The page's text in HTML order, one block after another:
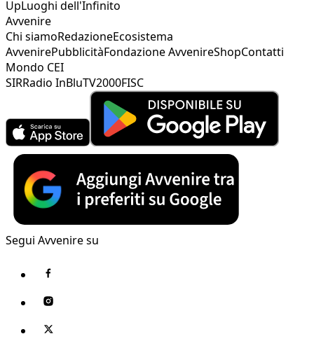
UpLuoghi dell'Infinito
Avvenire
Chi siamoRedazioneEcosistema
AvvenirePubblicitàFondazione AvvenireShopContatti
Mondo CEI
SIRRadio InBluTV2000FISC
Segui Avvenire su